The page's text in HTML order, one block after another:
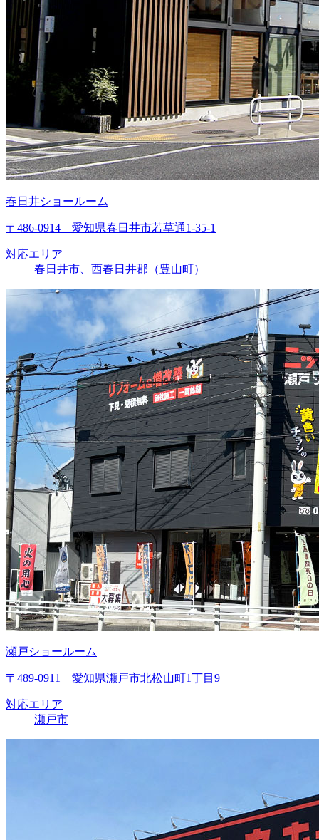
春日井ショールーム
〒486-0914 愛知県春日井市若草通1-35-1
対応エリア
春日井市、西春日井郡（豊山町）
瀬戸ショールーム
〒489-0911 愛知県瀬戸市北松山町1丁目9
対応エリア
瀬戸市